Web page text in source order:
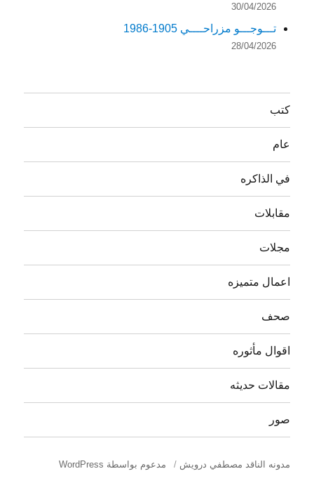
30/04/2026
تـــوجـــو مزراحــــي 1905-1986
28/04/2026
كتب
عام
في الذاكره
مقابلات
مجلات
اعمال متميزه
صحف
اقوال مأثوره
مقالات حديثه
صور
مدونه الناقد مصطفي درويش مدعوم بواسطة WordPress